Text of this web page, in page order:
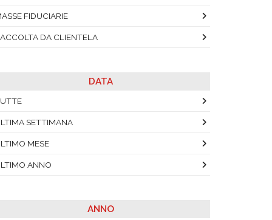
FIDUCIARIE
DA CLIENTELA
DATA
SETTIMANA
MESE
ANNO
ANNO